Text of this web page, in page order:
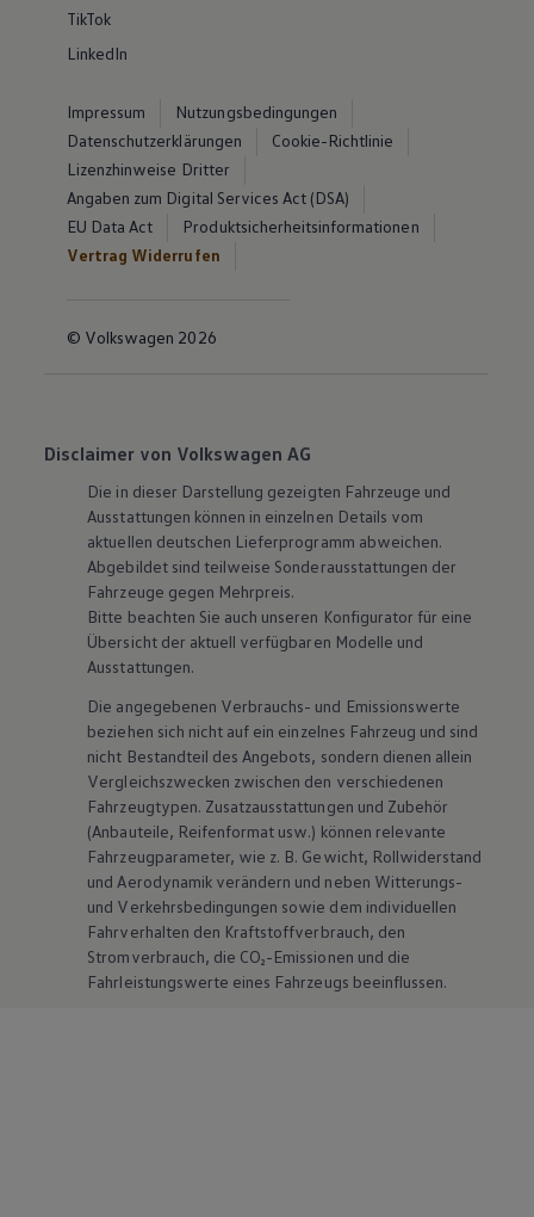
TikTok
LinkedIn
Impressum
Nutzungsbedingungen
Datenschutzerklärungen
Cookie-Richtlinie
Lizenzhinweise Dritter
Angaben zum Digital Services Act (DSA)
EU Data Act
Produktsicherheitsinformationen
Vertrag Widerrufen
© Volkswagen 2026
Disclaimer von Volkswagen AG
Die in dieser Darstellung gezeigten Fahrzeuge und
Ausstattungen können in einzelnen Details vom
aktuellen deutschen Lieferprogramm abweichen.
Abgebildet sind teilweise Sonderausstattungen der
Fahrzeuge gegen Mehrpreis.
Bitte beachten Sie auch unseren Konfigurator für eine
Übersicht der aktuell verfügbaren Modelle und
Ausstattungen.
Die angegebenen Verbrauchs- und Emissionswerte
beziehen sich nicht auf ein einzelnes Fahrzeug und sind
nicht Bestandteil des Angebots, sondern dienen allein
Vergleichszwecken zwischen den verschiedenen
Fahrzeugtypen. Zusatzausstattungen und Zubehör
(Anbauteile, Reifenformat usw.) können relevante
Fahrzeugparameter, wie z. B. Gewicht, Rollwiderstand
und Aerodynamik verändern und neben Witterungs-
und Verkehrsbedingungen sowie dem individuellen
Fahrverhalten den Kraftstoffverbrauch, den
Stromverbrauch, die CO₂-Emissionen und die
Fahrleistungswerte eines Fahrzeugs beeinflussen.